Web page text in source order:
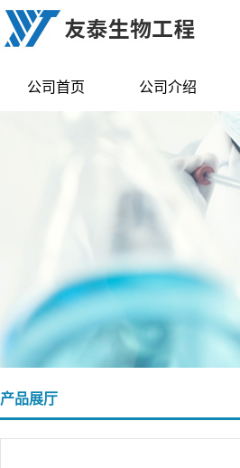
公司首页 公司介绍
产品展厅